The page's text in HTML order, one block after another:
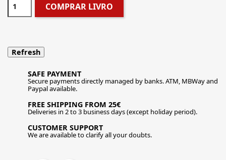
COMPRAR LIVRO
SAFE PAYMENT
Secure payments directly managed by banks. ATM, MBWay and
Paypal available.
FREE SHIPPING FROM 25€
Deliveries in 2 to 3 business days (except holiday period).
CUSTOMER SUPPORT
We are available to clarify all your doubts.